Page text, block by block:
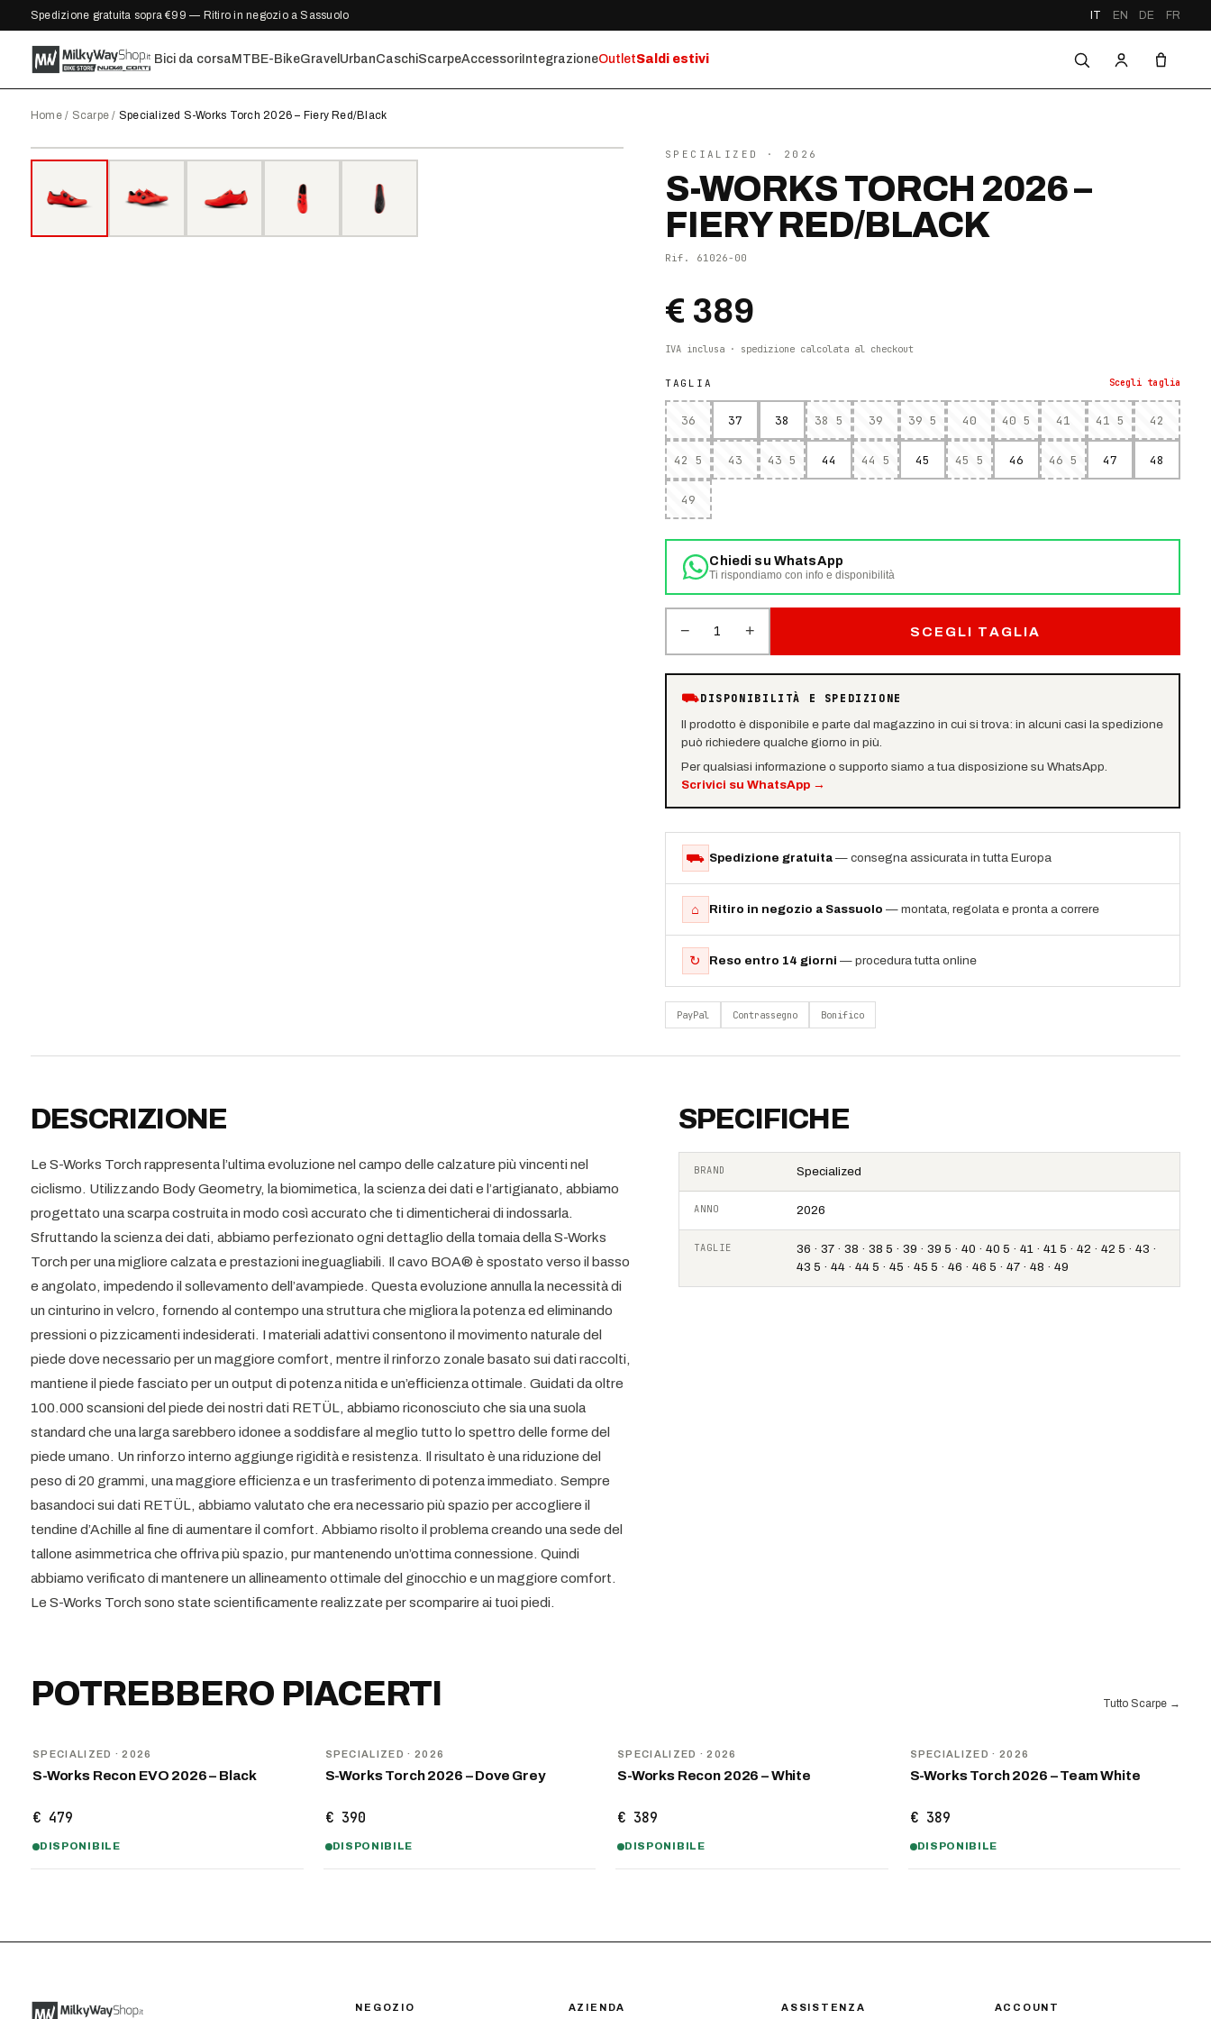
Spedizione gratuita sopra €99 — Ritiro in negozio a Sassuolo IT EN DE FR
Bici da corsa MTB E-BikeGravel UrbanCaschiScarpeAccessoriIntegrazioneOutletSaldi estivi
Home/ Scarpe / Specialized S-Works Torch 2026 – Fiery Red/Black
SPECIALIZED · 2026
S-WORKS TORCH 2026 –
FIERY RED/BLACK
Rif. 61026-00
€ 389
IVA inclusa · spedizione calcolata al checkout
TAGLIA Scegli taglia
36 37 38 38 5 39 39 5 40 40 5 41 41 5 42
42 5 43 43 5 44 44 5 45 45 5 46 46 5 47 48
49
Chiedi su WhatsApp
Ti rispondiamo con info e disponibilità
− 1 + SCEGLI TAGLIA
⛟DISPONIBILITÀ E SPEDIZIONE
Il prodotto è disponibile e parte dal magazzino in cui si trova: in alcuni casi la spedizione
può richiedere qualche giorno in più.
Per qualsiasi informazione o supporto siamo a tua disposizione su WhatsApp.
Scrivici su WhatsApp →
⛟ Spedizione gratuita — consegna assicurata in tutta Europa
⌂ Ritiro in negozio a Sassuolo — montata, regolata e pronta a correre
↻ Reso entro 14 giorni — procedura tutta online
PayPal Contrassegno Bonifico
DESCRIZIONE
Le S-Works Torch rappresenta l’ultima evoluzione nel campo delle calzature più vincenti nel
ciclismo. Utilizzando Body Geometry, la biomimetica, la scienza dei dati e l’artigianato, abbiamo
progettato una scarpa costruita in modo così accurato che ti dimenticherai di indossarla.
Sfruttando la scienza dei dati, abbiamo perfezionato ogni dettaglio della tomaia della S-Works
Torch per una migliore calzata e prestazioni ineguagliabili. Il cavo BOA® è spostato verso il basso
e angolato, impedendo il sollevamento dell’avampiede. Questa evoluzione annulla la necessità di
un cinturino in velcro, fornendo al contempo una struttura che migliora la potenza ed eliminando
pressioni o pizzicamenti indesiderati. I materiali adattivi consentono il movimento naturale del
piede dove necessario per un maggiore comfort, mentre il rinforzo zonale basato sui dati raccolti,
mantiene il piede fasciato per un output di potenza nitida e un’efficienza ottimale. Guidati da oltre
100.000 scansioni del piede dei nostri dati RETÜL, abbiamo riconosciuto che sia una suola
standard che una larga sarebbero idonee a soddisfare al meglio tutto lo spettro delle forme del
piede umano. Un rinforzo interno aggiunge rigidità e resistenza. Il risultato è una riduzione del
peso di 20 grammi, una maggiore efficienza e un trasferimento di potenza immediato. Sempre
basandoci sui dati RETÜL, abbiamo valutato che era necessario più spazio per accogliere il
tendine d’Achille al fine di aumentare il comfort. Abbiamo risolto il problema creando una sede del
tallone asimmetrica che offriva più spazio, pur mantenendo un’ottima connessione. Quindi
abbiamo verificato di mantenere un allineamento ottimale del ginocchio e un maggiore comfort.
Le S-Works Torch sono state scientificamente realizzate per scomparire ai tuoi piedi.
SPECIFICHE
BRAND Specialized
ANNO 2026
TAGLIE
36 · 37 · 38 · 38 5 · 39 · 39 5 · 40 · 40 5 · 41 · 41 5 · 42 · 42 5 · 43 ·
43 5 · 44 · 44 5 · 45 · 45 5 · 46 · 46 5 · 47 · 48 · 49
POTREBBERO PIACERTI Tutto Scarpe →
SPECIALIZED · 2026
S-Works Recon EVO 2026 – Black
€ 479
DISPONIBILE
SPECIALIZED · 2026
S-Works Torch 2026 – Dove Grey
€ 390
DISPONIBILE
SPECIALIZED · 2026
S-Works Recon 2026 – White
€ 389
DISPONIBILE
SPECIALIZED · 2026
S-Works Torch 2026 – Team White
€ 389
DISPONIBILE
NEGOZIO AZIENDA ASSISTENZA ACCOUNT